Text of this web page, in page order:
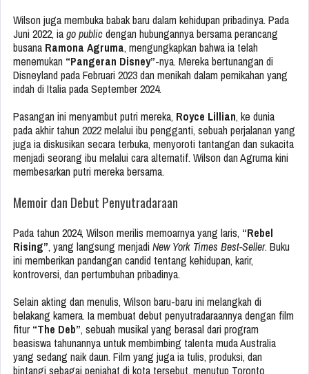
Wilson juga membuka babak baru dalam kehidupan pribadinya. Pada
Juni 2022, iago publicdengan hubungannya bersama perancang
busana Ramona Agruma, mengungkapkan bahwa ia telah
menemukan “Pangeran Disney”-nya. Mereka bertunangan di
Disneyland pada Februari 2023 dan menikah dalam pernikahan yang
indah di Italia pada September 2024.
Pasangan ini menyambut putri mereka, Royce Lillian, ke dunia
pada akhir tahun 2022 melalui ibu pengganti, sebuah perjalanan yang
juga ia diskusikan secara terbuka, menyoroti tantangan dan sukacita
menjadi seorang ibu melalui cara alternatif. Wilson dan Agruma kini
membesarkan putri mereka bersama.
Memoir dan Debut Penyutradaraan
Pada tahun 2024, Wilson merilis memoarnya yang laris, “Rebel
Rising”, yang langsung menjadi New York Times Best-Seller. Buku
ini memberikan pandangan candid tentang kehidupan, karir,
kontroversi, dan pertumbuhan pribadinya.
Selain akting dan menulis, Wilson baru-baru ini melangkah di
belakang kamera. Ia membuat debut penyutradaraannya dengan film
fitur “The Deb”, sebuah musikal yang berasal dari program
beasiswa tahunannya untuk membimbing talenta muda Australia
yang sedang naik daun. Film yang juga ia tulis, produksi, dan
bintangi sebagai penjahat di kota tersebut, menutup Toronto